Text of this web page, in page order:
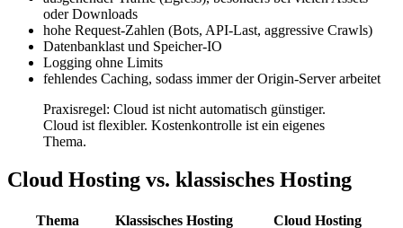
oder Downloads
hohe Request-Zahlen (Bots, API-Last, aggressive Crawls)
Datenbanklast und Speicher-IO
Logging ohne Limits
fehlendes Caching, sodass immer der Origin-Server arbeitet
Praxisregel: Cloud ist nicht automatisch günstiger.
Cloud ist flexibler. Kostenkontrolle ist ein eigenes
Thema.
Cloud Hosting vs. klassisches Hosting
Thema Klassisches Hosting
Cloud Hosting